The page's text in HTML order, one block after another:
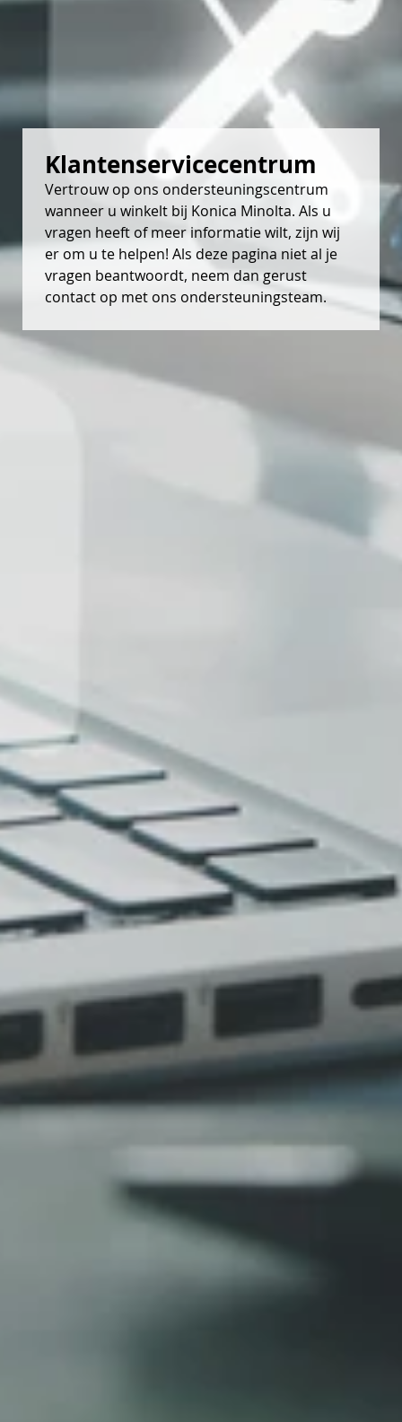
Klantenservicecentrum
Vertrouw op ons ondersteuningscentrum
wanneer u winkelt bij Konica Minolta. Als u
vragen heeft of meer informatie wilt, zijn wij
er om u te helpen! Als deze pagina niet al je
vragen beantwoordt, neem dan gerust
contact op met ons ondersteuningsteam.